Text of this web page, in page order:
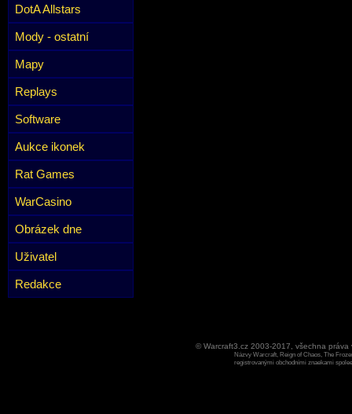
DotA Allstars
Mody - ostatní
Mapy
Replays
Software
Aukce ikonek
Rat Games
WarCasino
Obrázek dne
Uživatel
Redakce
© Warcraft3.cz 2003-2017, všechna
Názvy Warcraft, Reign of Chaos, The
registrovanými obchodními znaekami